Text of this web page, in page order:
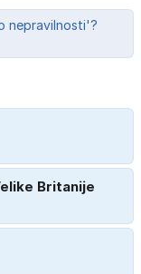
nepravilnosti'?
Britanije